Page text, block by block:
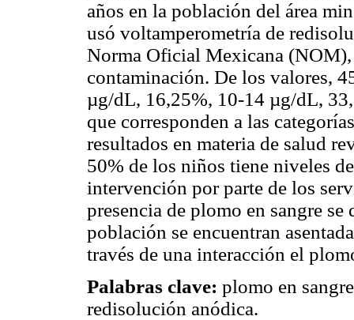
años en la población del área
usó voltamperometría de
Norma Oficial Mexicana (NOM),
contaminación. De los valores,
µg/dL, 16,25%, 10-14 µg/dL,
que corresponden a las
resultados en materia de salud
50% de los niños tiene niveles
intervención por parte de los
presencia de plomo en sangre se
población se encuentran
través de una interacción el
Palabras clave: plomo en
redisolución anódica.